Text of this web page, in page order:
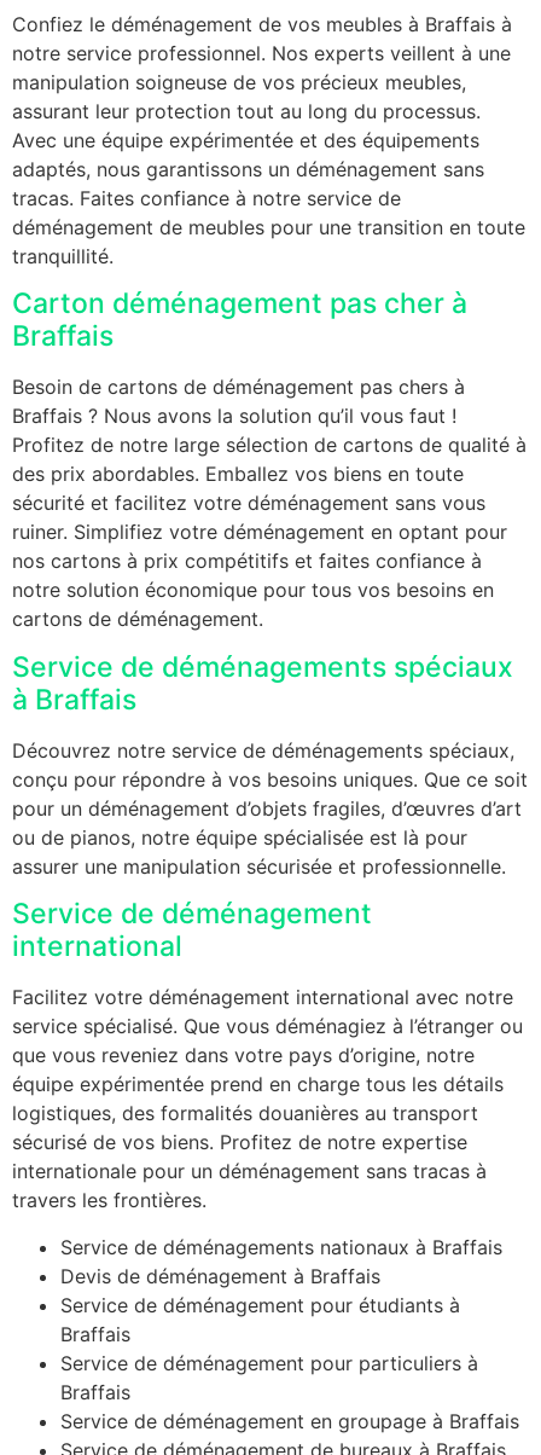
Confiez le déménagement de vos meubles à Braffais à
notre service professionnel. Nos experts veillent à une
manipulation soigneuse de vos précieux meubles,
assurant leur protection tout au long du processus.
Avec une équipe expérimentée et des équipements
adaptés, nous garantissons un déménagement sans
tracas. Faites confiance à notre service de
déménagement de meubles pour une transition en toute
tranquillité.
Carton déménagement pas cher à
Braffais
Besoin de cartons de déménagement pas chers à
Braffais ? Nous avons la solution qu’il vous faut !
Profitez de notre large sélection de cartons de qualité à
des prix abordables. Emballez vos biens en toute
sécurité et facilitez votre déménagement sans vous
ruiner. Simplifiez votre déménagement en optant pour
nos cartons à prix compétitifs et faites confiance à
notre solution économique pour tous vos besoins en
cartons de déménagement.
Service de déménagements spéciaux
à Braffais
Découvrez notre service de déménagements spéciaux,
conçu pour répondre à vos besoins uniques. Que ce soit
pour un déménagement d’objets fragiles, d’œuvres d’art
ou de pianos, notre équipe spécialisée est là pour
assurer une manipulation sécurisée et professionnelle.
Service de déménagement
international
Facilitez votre déménagement international avec notre
service spécialisé. Que vous déménagiez à l’étranger ou
que vous reveniez dans votre pays d’origine, notre
équipe expérimentée prend en charge tous les détails
logistiques, des formalités douanières au transport
sécurisé de vos biens. Profitez de notre expertise
internationale pour un déménagement sans tracas à
travers les frontières.
Service de déménagements nationaux à Braffais
Devis de déménagement à Braffais
Service de déménagement pour étudiants à
Braffais
Service de déménagement pour particuliers à
Braffais
Service de déménagement en groupage à Braffais
Service de déménagement de bureaux à Braffais